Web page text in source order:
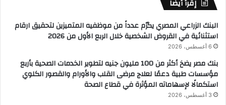
إقرأ أيضاً
البنك الزراعي المصري يكرّم عدداً من موظفيه المتميزين لتحقيق ارقام
استثنائية في القروض الشخصية خلال الربع الأول من 2026
6 أغسطس، 2026
بنك مصر يضخ أكثر من 100 مليون جنيه لتطوير الخدمات الصحية بأربع
مؤسسات طبية دعمًا لعلاج مرضى القلب والأورام والقصور الكلوي
استكمالًا لإسهاماته المؤثرة في قطاع الصحة
3 أغسطس، 2026